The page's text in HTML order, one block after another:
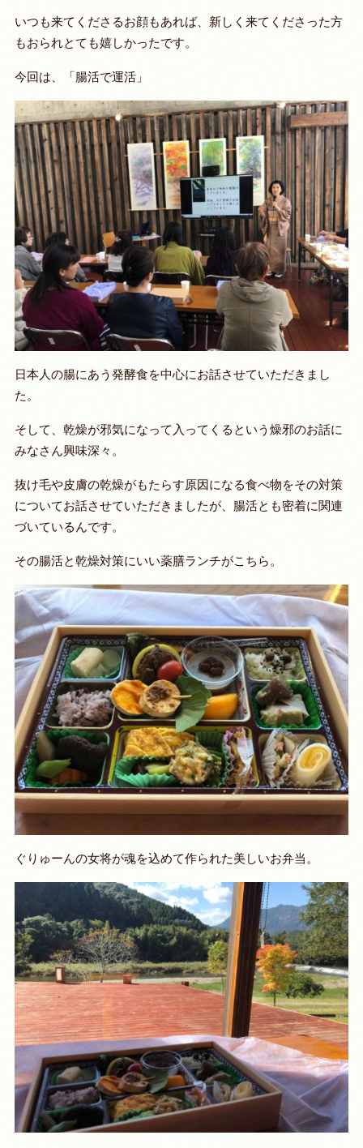
いつも来てくださるお顔もあれば、新しく来てくださった方
もおられとても嬉しかったです。
今回は、「腸活で運活」
日本人の腸にあう発酵食を中心にお話させていただきまし
た。
そして、乾燥が邪気になって入ってくるという燥邪のお話に
みなさん興味深々。
抜け毛や皮膚の乾燥がもたらす原因になる食べ物をその対策
についてお話させていただきましたが、腸活とも密着に関連
づいているんです。
その腸活と乾燥対策にいい薬膳ランチがこちら。
ぐりゅーんの女将が魂を込めて作られた美しいお弁当。